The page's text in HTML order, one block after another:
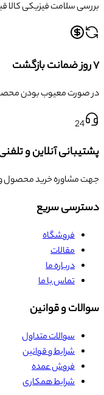
بررسی سلامت فیزیکی کالا
۷ روز ضمانت بازگشت
در صورت معیوب بودن
24
پشتیبانی آنلاین و
جهت مشاوره خرید محصول
دسترسی سریع
فروشگاه
مقالات
درباره ما
تماس با ما
سوالات و قوانین
سوالات متداول
شرایط و قوانین
فروش عمده
شرایط همکاری